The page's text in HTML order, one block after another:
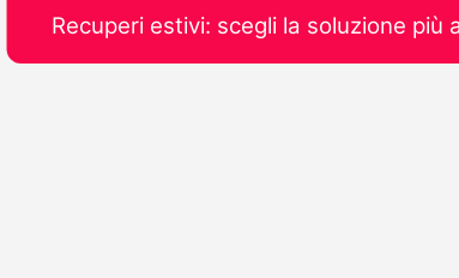
Recuperi estivi: scegli la soluzione più